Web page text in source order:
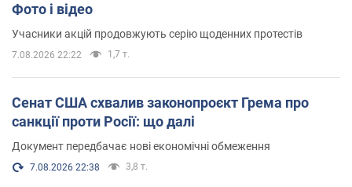
Фото і відео
Учасники акцій продовжують серію щоденних протестів
7.08.2026 22:22 1,7 т.
Сенат США схвалив законопроєкт Грема про
санкції проти Росії: що далі
Документ передбачає нові економічні обмеження
7.08.2026 22:38 3,8 т.